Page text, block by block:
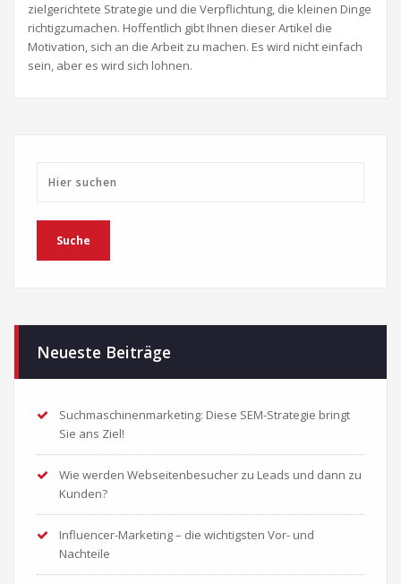
zielgerichtete Strategie und die Verpflichtung, die kleinen Dinge
richtigzumachen. Hoffentlich gibt Ihnen dieser Artikel die
Motivation, sich an die Arbeit zu machen. Es wird nicht einfach
sein, aber es wird sich lohnen.
Neueste Beiträge
Suchmaschinenmarketing: Diese SEM-Strategie bringt
Sie ans Ziel!
Wie werden Webseitenbesucher zu Leads und dann zu
Kunden?
Influencer-Marketing – die wichtigsten Vor- und
Nachteile